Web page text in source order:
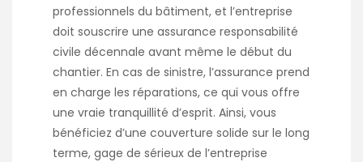
professionnels du bâtiment, et l’entreprise
doit souscrire une assurance responsabilité
civile décennale avant même le début du
chantier. En cas de sinistre, l’assurance prend
en charge les réparations, ce qui vous offre
une vraie tranquillité d’esprit. Ainsi, vous
bénéficiez d’une couverture solide sur le long
terme, gage de sérieux de l’entreprise